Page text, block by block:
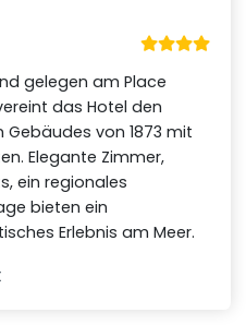
gelegen am Place
das Hotel den
von 1873 mit
Elegante Zimmer,
ein regionales
bieten ein
Erlebnis am Meer.